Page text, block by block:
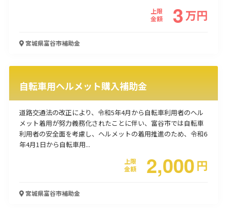
上限
金額
3万円
宮城県富谷市補助金
自転車用ヘルメット購入補助金
道路交通法の改正により、令和5年4月から自転車利用者のヘル
メット着用が努力義務化されたことに伴い、富谷市では自転車
利用者の安全面を考慮し、ヘルメットの着用推進のため、令和6
年4月1日から自転車用...
上限
金額
2,000円
宮城県富谷市補助金